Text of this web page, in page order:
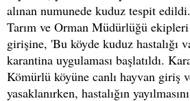
alınan numunede kuduz tespit
Tarım ve Orman Müdürlüğü
girişine, 'Bu köyde kuduz hastalığı
karantina uygulaması başlatıldı.
Kömürlü köyüne canlı hayvan giriş
yasaklanırken, hastalığın